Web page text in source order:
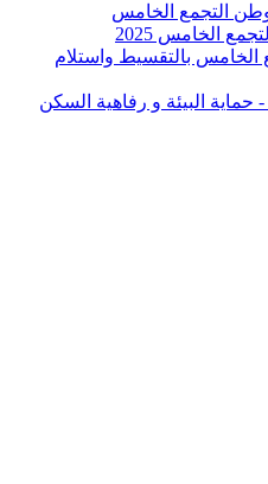
التجمع الخامس
الخامس 2025
الخامس بالتقسيط واستلام
- حماية البيئة و رفاهية السكن